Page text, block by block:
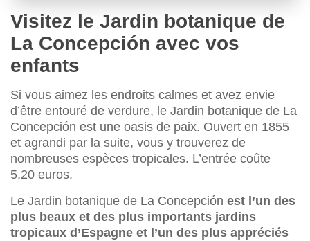
Visitez le Jardin botanique de
La Concepción avec vos
enfants
Si vous aimez les endroits calmes et avez envie
d’être entouré de verdure, le Jardin botanique de La
Concepción est une oasis de paix. Ouvert en 1855
et agrandi par la suite, vous y trouverez de
nombreuses espèces tropicales. L’entrée coûte
5,20 euros.
Le Jardin botanique de La Concepción est l’un des
plus beaux et des plus importants jardins
tropicaux d’Espagne et l’un des plus appréciés